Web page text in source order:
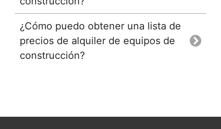
¿Cómo puedo obtener una lista de
precios de alquiler de equipos de
construcción?